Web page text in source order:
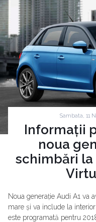
Sambata, 11
Informații
noua
schimbări
Noua generație Audi A1 va
mare și va include la
este programată pentru